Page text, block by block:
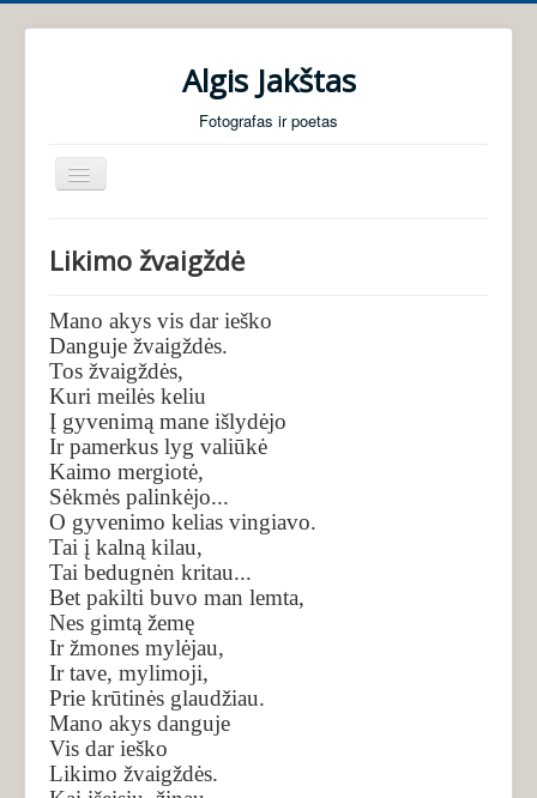
Algis Jakštas
Fotografas ir poetas
Perjungti
navigaciją
Foto galerijos
Poezija
Audio knygos
Apie mane
Likimo žvaigždė
Mano akys vis dar ieško
Danguje žvaigždės.
Tos žvaigždės,
Kuri meilės keliu
Į gyvenimą mane išlydėjo
Ir pamerkus lyg valiūkė
Kaimo mergiotė,
Sėkmės palinkėjo...
O gyvenimo kelias vingiavo.
Tai į kalną kilau,
Tai bedugnėn kritau...
Bet pakilti buvo man lemta,
Nes gimtą žemę
Ir žmones mylėjau,
Ir tave, mylimoji,
Prie krūtinės glaudžiau.
Mano akys danguje
Vis dar ieško
Likimo žvaigždės.